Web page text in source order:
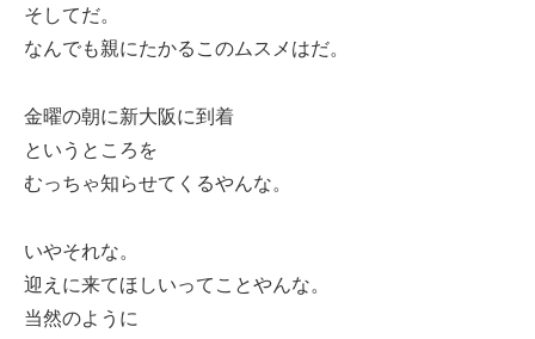
そしてだ。
なんでも親にたかるこのムスメはだ。
金曜の朝に新大阪に到着
というところを
むっちゃ知らせてくるやんな。
いやそれな。
迎えに来てほしいってことやんな。
当然のように